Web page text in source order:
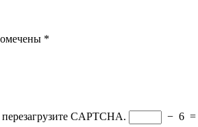
*
CAPTCHA. − 6 =